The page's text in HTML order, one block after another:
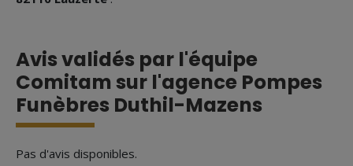
Avis validés par l'équipe
Comitam sur l'agence Pompes
Funèbres Duthil-Mazens
Pas d'avis disponibles.